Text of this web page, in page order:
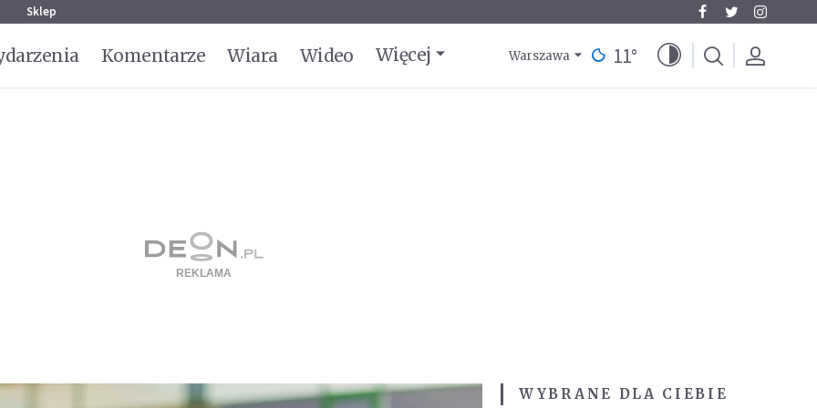
Sklep
Komentarze Wiara Wideo Więcej Warszawa 11°
WYBRANE DLA CIEBIE